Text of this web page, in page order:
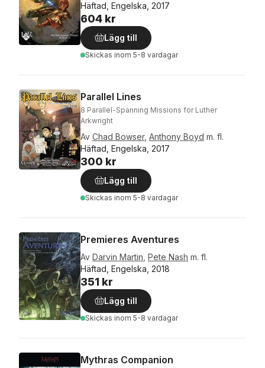
Häftad, Engelska, 2017
604 kr
Lägg till
Skickas inom 5-8 vardagar
Parallel Lines
8 Parallel-Spanning Missions for Luther
Arkwright
Av Chad Bowser, Anthony Boyd m. fl.
Häftad, Engelska, 2017
300 kr
Lägg till
Skickas inom 5-8 vardagar
Premieres Aventures
Av Darvin Martin Pete Nash m. fl.
Häftad, Engelska, 2018
351 kr
Lägg till
Skickas inom 5-8 vardagar
Mythras Companion